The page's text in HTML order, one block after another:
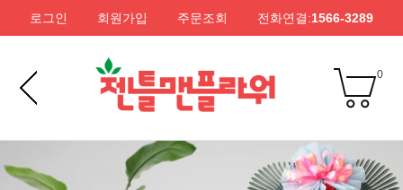
로그인 회원가입 주문조회 전화연결:1566-3289
0